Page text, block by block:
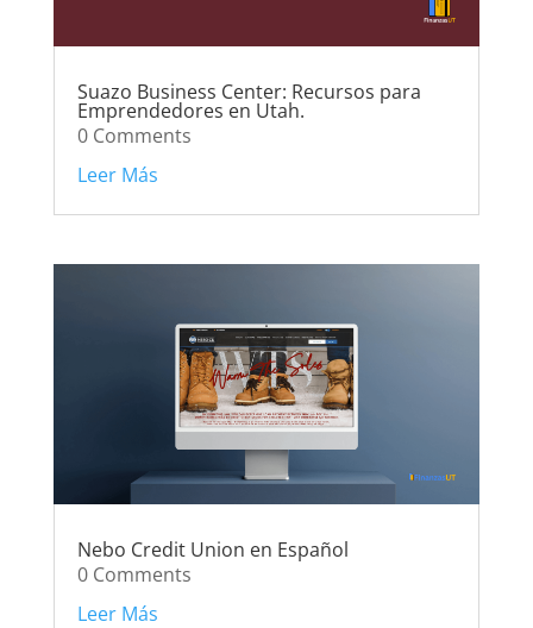
Suazo Business Center: Recursos para
Emprendedores en Utah.
0 Comments
Leer Más
Nebo Credit Union en Español
0 Comments
Leer Más